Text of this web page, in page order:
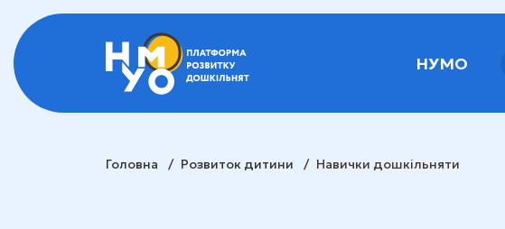
НУМО
Головна / Розвиток дитини / Навички дошкільняти